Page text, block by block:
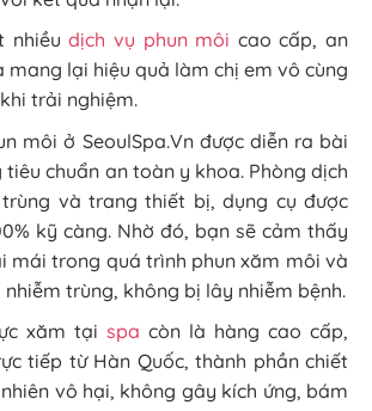
nhiềudịch vụ phun môi cao cấp, an
mang lại hiệu quả làm chị em vô cùng
trải nghiệm.
môi ở SeoulSpa.Vn được diễn ra bài
tiêu chuẩn an toàn y khoa. Phòng dịch
và trang thiết bị, dụng cụ được
kỹ càng. Nhờ đó, bạn sẽ cảm thấy
mái trong quá trình phun xăm môi và
trùng, không bị lây nhiễm bệnh.
xăm tại spa còn là hàng cao cấp,
tiếp từ Hàn Quốc, thành phần chiết
vô hại, không gây kích ứng, bám